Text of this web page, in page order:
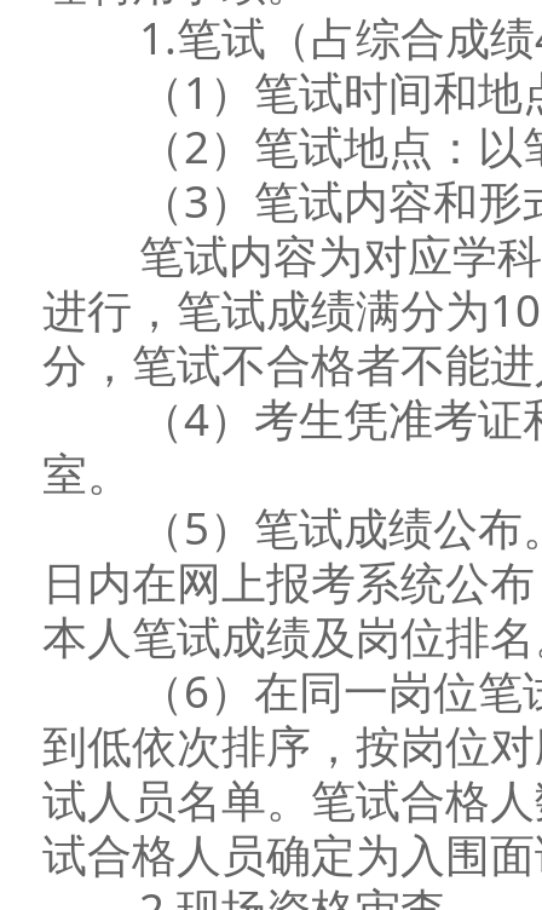
1.笔试（占综合成绩
（1）笔试时间和地
（2）笔试地点：以
（3）笔试内容和形
笔试内容为对应学科
进行，笔试成绩满分为
分，笔试不合格者不能
（4）考生凭准考证
室。
（5）笔试成绩公布
日内在网上报考系统公
本人笔试成绩及岗位排
（6）在同一岗位笔
到低依次排序，按岗位
试人员名单。笔试合格
试合格人员确定为入围